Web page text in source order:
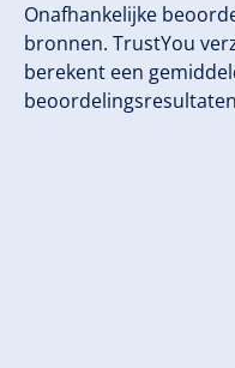
Onafhankelijke
bronnen. TrustYou
berekent een